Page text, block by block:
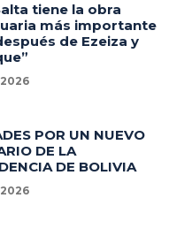
tiene la obra
más importante
de Ezeiza y
2026
POR UN NUEVO
DE LA
DE BOLIVIA
2026